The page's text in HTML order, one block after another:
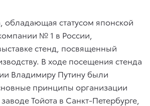
обладающая статусом японской
№ 1 в России,
стенд, посвященный
В ходе посещения стенда
Владимиру Путину были
принципы организации
Тойота в Санкт-Петербурге,